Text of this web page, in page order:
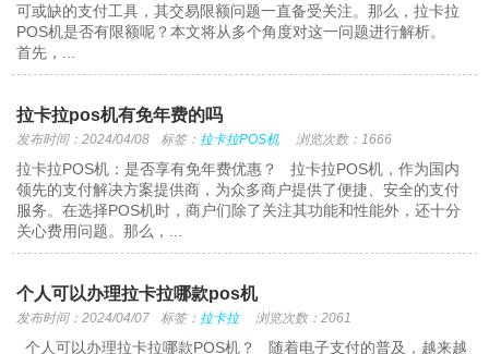
可或缺的支付工具，其交易限额问题一直备受关注。那么，拉卡拉
POS机是否有限额呢？本文将从多个角度对这一问题进行解析。
首先，...
拉卡拉pos机有免年费的吗
发布时间：2024/04/08 标签： 拉卡拉POS机 浏览次数：1666
拉卡拉POS机：是否享有免年费优惠？ 拉卡拉POS机，作为国内
领先的支付解决方案提供商，为众多商户提供了便捷、安全的支付
服务。在选择POS机时，商户们除了关注其功能和性能外，还十分
关心费用问题。那么，...
个人可以办理拉卡拉哪款pos机
发布时间：2024/04/07 标签： 拉卡拉 浏览次数：2061
个人可以办理拉卡拉哪款POS机？ 随着电子支付的普及，越来越